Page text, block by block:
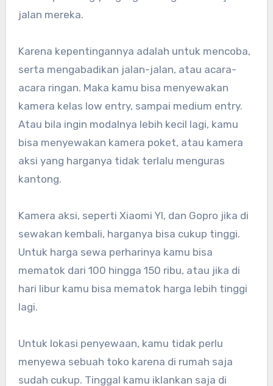
jalan mereka.
Karena kepentingannya adalah untuk mencoba,
serta mengabadikan jalan-jalan, atau acara-
acara ringan. Maka kamu bisa menyewakan
kamera kelas low entry, sampai medium entry.
Atau bila ingin modalnya lebih kecil lagi, kamu
bisa menyewakan kamera poket, atau kamera
aksi yang harganya tidak terlalu menguras
kantong.
Kamera aksi, seperti Xiaomi YI, dan Gopro jika di
sewakan kembali, harganya bisa cukup tinggi.
Untuk harga sewa perharinya kamu bisa
mematok dari 100 hingga 150 ribu, atau jika di
hari libur kamu bisa mematok harga lebih tinggi
lagi.
Untuk lokasi penyewaan, kamu tidak perlu
menyewa sebuah toko karena di rumah saja
sudah cukup. Tinggal kamu iklankan saja di